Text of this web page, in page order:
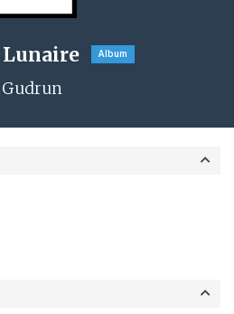
Album
Gudrun